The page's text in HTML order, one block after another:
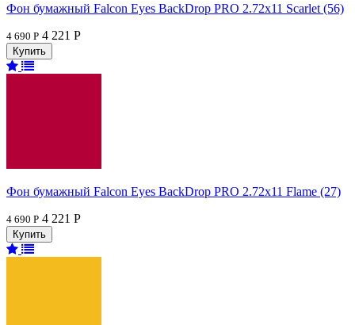
Фон бумажный Falcon Eyes BackDrop PRO 2.72x11 Scarlet (56)
4 690 Р 4 221 Р
Фон бумажный Falcon Eyes BackDrop PRO 2.72x11 Flame (27)
4 690 Р 4 221 Р